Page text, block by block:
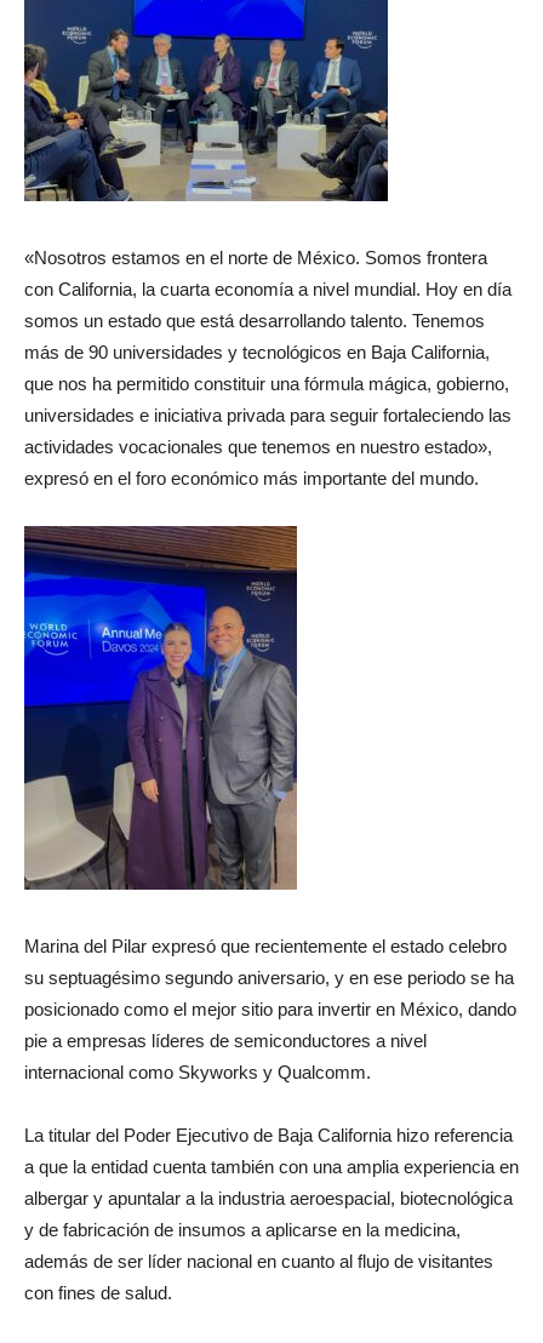
«Nosotros estamos en el norte de México. Somos frontera
con California, la cuarta economía a nivel mundial. Hoy en día
somos un estado que está desarrollando talento. Tenemos
más de 90 universidades y tecnológicos en Baja California,
que nos ha permitido constituir una fórmula mágica, gobierno,
universidades e iniciativa privada para seguir fortaleciendo las
actividades vocacionales que tenemos en nuestro estado»,
expresó en el foro económico más importante del mundo.
Marina del Pilar expresó que recientemente el estado celebro
su septuagésimo segundo aniversario, y en ese periodo se ha
posicionado como el mejor sitio para invertir en México, dando
pie a empresas líderes de semiconductores a nivel
internacional como Skyworks y Qualcomm.
La titular del Poder Ejecutivo de Baja California hizo referencia
a que la entidad cuenta también con una amplia experiencia en
albergar y apuntalar a la industria aeroespacial, biotecnológica
y de fabricación de insumos a aplicarse en la medicina,
además de ser líder nacional en cuanto al flujo de visitantes
con fines de salud.